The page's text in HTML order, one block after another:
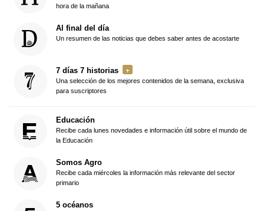
hora de la mañana
Al final del día
Un resumen de las noticias que debes saber antes de acostarte
7 días 7 historias
Una selección de los mejores contenidos de la semana, exclusiva
para suscriptores
Educación
Recibe cada lunes novedades e información útil sobre el mundo de
la Educación
Somos Agro
Recibe cada miércoles la información más relevante del sector
primario
5 océanos